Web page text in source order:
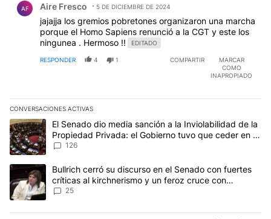
AF Aire Fresco 5 DE DICIEMBRE DE 2024
jajajja los gremios pobretones organizaron una marcha
porque el Homo Sapiens renunció a la CGT y este los
ningunea . Hermoso !!
EDITADO
RESPONDER 4 1 COMPARTIR
MARCAR
COMO
INAPROPIADO
CONVERSACIONES ACTIVAS
Este listado muestra los artículos con más comentarios en los
Un artículo de tendencia con el título "El Senado dio media
El Senado dio media sanción a la Inviolabilidad de la
Propiedad Privada: el Gobierno tuvo que ceder en la
Ley del Manejo del Fuego
126
Un artículo de tendencia con el título "Bullrich cerró su discurso
Bullrich cerró su discurso en el Senado con fuertes
críticas al kirchnerismo y un feroz cruce con
Capitanich al que le gritó “¡cállate!”
25